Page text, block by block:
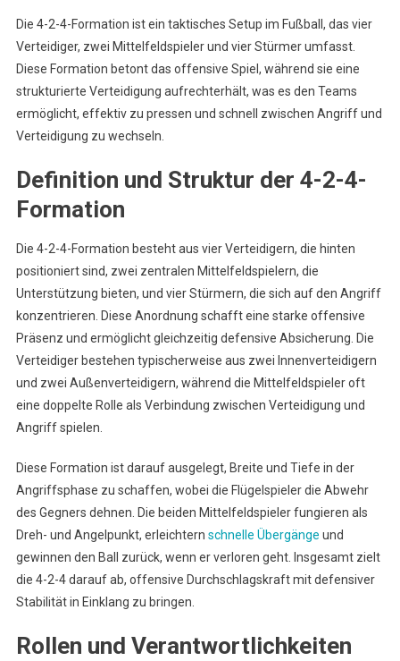
Die 4-2-4-Formation ist ein taktisches Setup im Fußball, das vier
Verteidiger, zwei Mittelfeldspieler und vier Stürmer umfasst.
Diese Formation betont das offensive Spiel, während sie eine
strukturierte Verteidigung aufrechterhält, was es den Teams
ermöglicht, effektiv zu pressen und schnell zwischen Angriff und
Verteidigung zu wechseln.
Definition und Struktur der 4-2-4-
Formation
Die 4-2-4-Formation besteht aus vier Verteidigern, die hinten
positioniert sind, zwei zentralen Mittelfeldspielern, die
Unterstützung bieten, und vier Stürmern, die sich auf den Angriff
konzentrieren. Diese Anordnung schafft eine starke offensive
Präsenz und ermöglicht gleichzeitig defensive Absicherung. Die
Verteidiger bestehen typischerweise aus zwei Innenverteidigern
und zwei Außenverteidigern, während die Mittelfeldspieler oft
eine doppelte Rolle als Verbindung zwischen Verteidigung und
Angriff spielen.
Diese Formation ist darauf ausgelegt, Breite und Tiefe in der
Angriffsphase zu schaffen, wobei die Flügelspieler die Abwehr
des Gegners dehnen. Die beiden Mittelfeldspieler fungieren als
Dreh- und Angelpunkt, erleichtern schnelle Übergänge und
gewinnen den Ball zurück, wenn er verloren geht. Insgesamt zielt
die 4-2-4 darauf ab, offensive Durchschlagskraft mit defensiver
Stabilität in Einklang zu bringen.
Rollen und Verantwortlichkeiten